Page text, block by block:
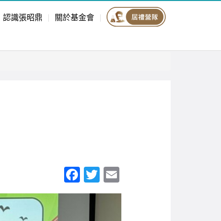
認識張昭鼎 關於基金會
F
a
c
T
wi